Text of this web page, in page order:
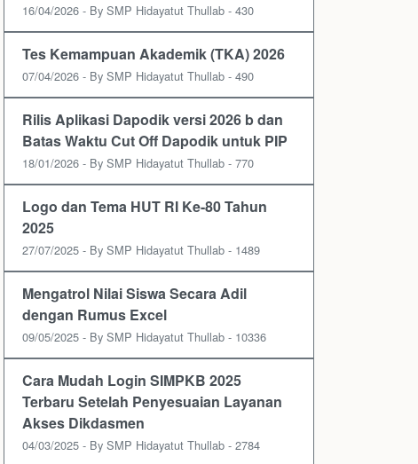
16/04/2026 - By SMP Hidayatut Thullab - 430
Tes Kemampuan Akademik (TKA) 2026
07/04/2026 - By SMP Hidayatut Thullab - 490
Rilis Aplikasi Dapodik versi 2026 b dan
Batas Waktu Cut Off Dapodik untuk PIP
18/01/2026 - By SMP Hidayatut Thullab - 770
Logo dan Tema HUT RI Ke-80 Tahun
2025
27/07/2025 - By SMP Hidayatut Thullab - 1489
Mengatrol Nilai Siswa Secara Adil
dengan Rumus Excel
09/05/2025 - By SMP Hidayatut Thullab - 10336
Cara Mudah Login SIMPKB 2025
Terbaru Setelah Penyesuaian Layanan
Akses Dikdasmen
04/03/2025 - By SMP Hidayatut Thullab - 2784